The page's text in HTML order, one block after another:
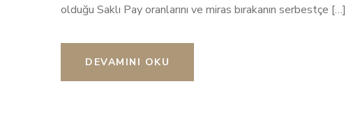
olduğu Saklı Pay oranlarını ve miras bırakanın serbestçe […]
DEVAMINI OKU